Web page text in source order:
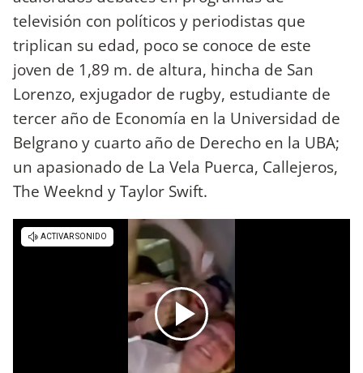
televisión con políticos y periodistas que
triplican su edad, poco se conoce de este
joven de 1,89 m. de altura, hincha de San
Lorenzo, exjugador de rugby, estudiante de
tercer año de Economía en la Universidad de
Belgrano y cuarto año de Derecho en la UBA;
un apasionado de La Vela Puerca, Callejeros,
The Weeknd y Taylor Swift.